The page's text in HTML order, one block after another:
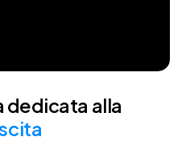
dedicata alla